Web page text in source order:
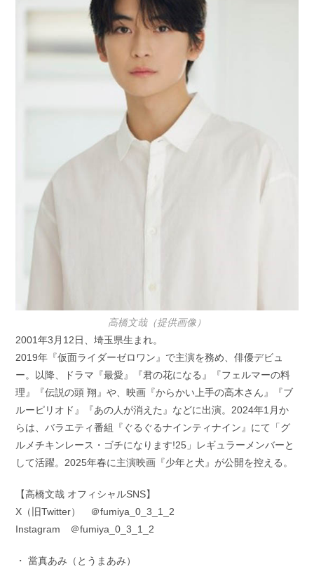
高橋文哉（提供画像）
2001年3月12日、埼玉県生まれ。
2019年『仮面ライダーゼロワン』で主演を務め、俳優デビュ
ー。以降、ドラマ『最愛』『君の花になる』『フェルマーの料
理』『伝説の頭 翔』や、映画『からかい上手の高木さん』『ブ
ルーピリオド』『あの人が消えた』などに出演。2024年1月か
らは、バラエティ番組『ぐるぐるナインティナイン』にて「グ
ルメチキンレース・ゴチになります!25」レギュラーメンバーと
して活躍。2025年春に主演映画『少年と犬』が公開を控える。
【高橋文哉 オフィシャルSNS】
X（旧Twitter） ＠fumiya_0_3_1_2
Instagram ＠fumiya_0_3_1_2
・ 當真あみ（とうまあみ）